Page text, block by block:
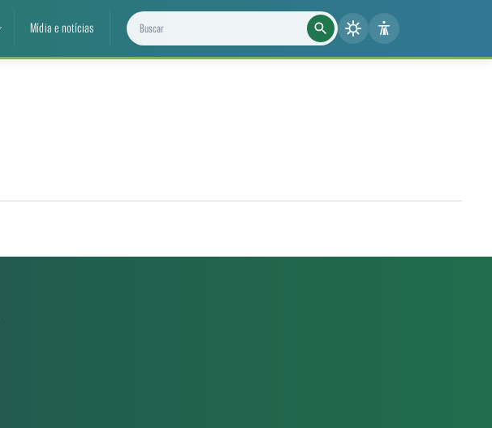
Mídia e notícias Buscar projetos, notícias e cientistas